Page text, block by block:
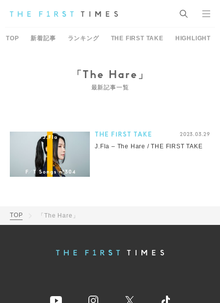
TOP 新着記事 ランキング THE FIRST TAKE HIGHLIGHT
「The Hare」
最新記事一覧
THE FIRST TAKE 2023.03.29
J.Fla – The Hare / THE FIRST TAKE
TOP 「The Hare」